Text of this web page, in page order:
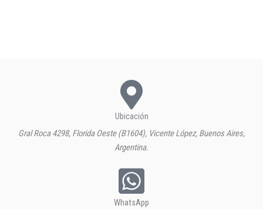
Ubicación
Gral Roca 4298, Florida Oeste (B1604), Vicente López, Buenos Aires,
Argentina.
WhatsApp